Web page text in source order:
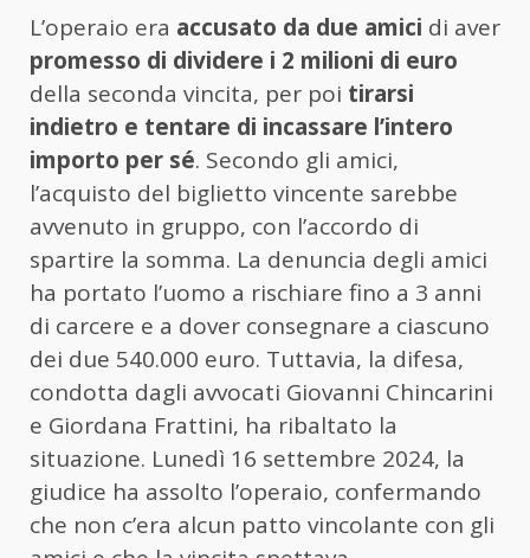
L’operaio era accusato da due amici di aver
promesso di dividere i 2 milioni di euro
della seconda vincita, per poi tirarsi
indietro e tentare di incassare l’intero
importo per sé. Secondo gli amici,
l’acquisto del biglietto vincente sarebbe
avvenuto in gruppo, con l’accordo di
spartire la somma. La denuncia degli amici
ha portato l’uomo a rischiare fino a 3 anni
di carcere e a dover consegnare a ciascuno
dei due 540.000 euro. Tuttavia, la difesa,
condotta dagli avvocati Giovanni Chincarini
e Giordana Frattini, ha ribaltato la
situazione. Lunedì 16 settembre 2024, la
giudice ha assolto l’operaio, confermando
che non c’era alcun patto vincolante con gli